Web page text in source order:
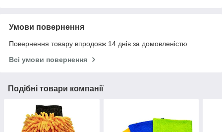
Умови повернення
Повернення товару впродовж 14 днів за домовленістю
Всі умови повернення
Подібні товари компанії